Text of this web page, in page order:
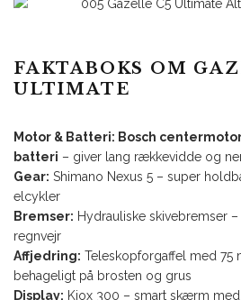
FAKTABOKS OM
ULTIMATE
Motor & Batteri: Bosch
batteri – giver lang rækkevidde og
Gear: Shimano Nexus 5 – super
elcykler
Bremser: Hydrauliske skivebremser
regnvejr
Affjedring: Teleskopforgaffel med 75
behageligt på brosten og grus
Display: Kiox 300 – smart skærm